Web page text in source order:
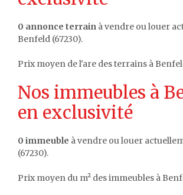
0 annonce terrain à vendre ou louer
Benfeld (67230).
Prix moyen de l'are des terrains à
Nos immeubles à
en exclusivité
0 immeuble à vendre ou louer
(67230).
Prix moyen du m² des immeubles à